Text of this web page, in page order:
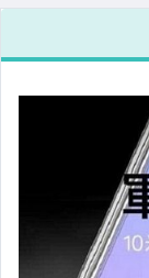
摔殼 雙料 三星